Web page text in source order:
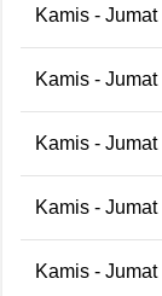
Kamis - Jumat
Kamis - Jumat
Kamis - Jumat
Kamis - Jumat
Kamis - Jumat